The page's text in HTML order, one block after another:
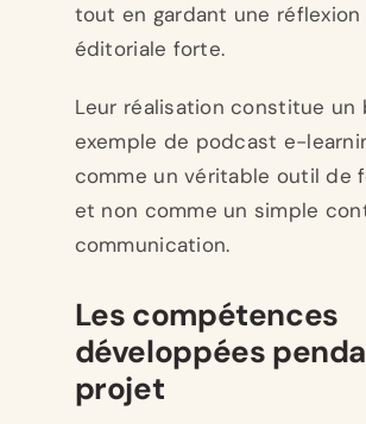
tout en gardant une réflexion
éditoriale forte.
Leur réalisation constitue un
exemple de podcast e-
comme un véritable outil de
et non comme un simple
communication.
Les compétences
développées
projet